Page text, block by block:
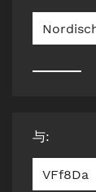
与:
VFf8Da